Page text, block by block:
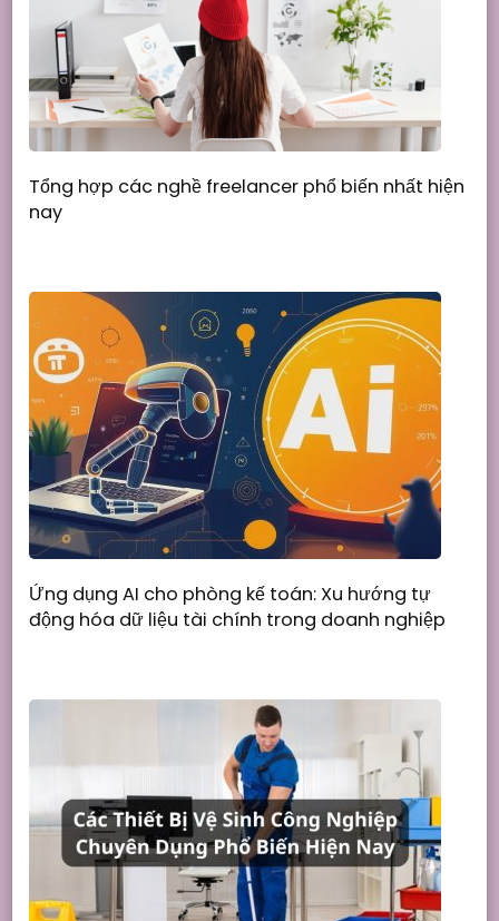
Tổng hợp các nghề freelancer phổ biến nhất hiện
nay
Ứng dụng AI cho phòng kế toán: Xu hướng tự
động hóa dữ liệu tài chính trong doanh nghiệp